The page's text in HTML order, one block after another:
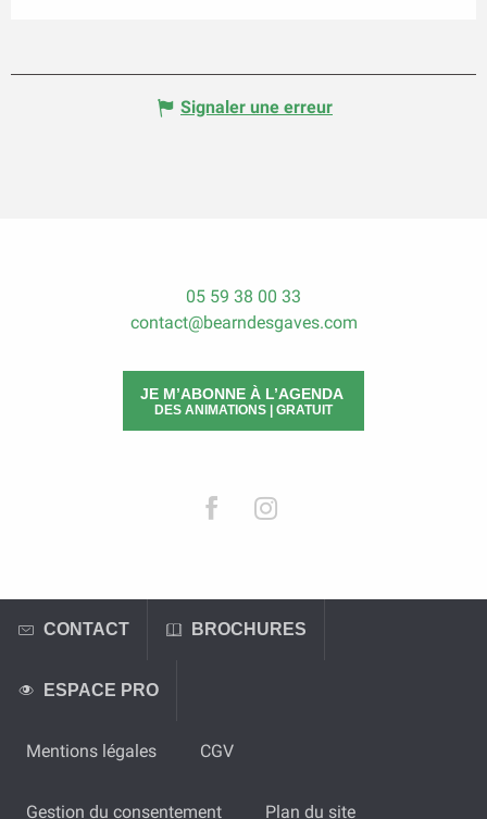
Signaler une erreur
05 59 38 00 33
contact@bearndesgaves.com
JE M’ABONNE À L’AGENDA
DES ANIMATIONS | GRATUIT
CONTACT BROCHURES
ESPACE PRO
Mentions légales CGV
Gestion du consentement Plan du site